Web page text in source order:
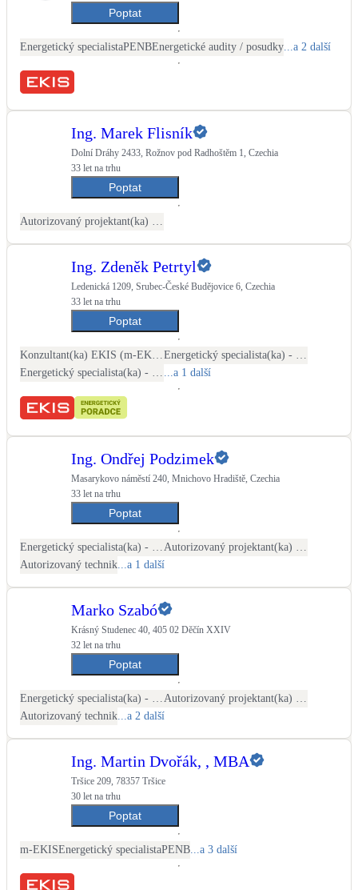
Poptat
Energetický specialistaPENBEnergetické audity / posudky ...a 2 další
Ing. Marek Flisník
Dolní Dráhy 2433, Rožnov pod Radhoštěm 1, Czechia
33 let na trhu
Poptat
Ing. Zdeněk Petrtyl
Ledenická 1209, Srubec-České Budějovice 6, Czechia
33 let na trhu
Poptat
...a 1 další
Ing. Ondřej Podzimek
Masarykovo náměstí 240, Mnichovo Hradiště, Czechia
33 let na trhu
Poptat
Autorizovaný technik ...a 1 další
Marko Szabó
Krásný Studenec 40, 405 02 Děčín XXIV
32 let na trhu
Poptat
Autorizovaný technik ...a 2 další
Ing. Martin Dvořák, , MBA
Tršice 209, 78357 Tršice
30 let na trhu
Poptat
m-EKISEnergetický specialistaPENB ...a 3 další